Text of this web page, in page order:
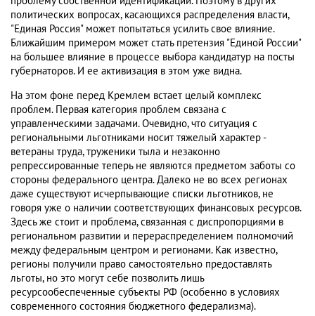
политических вопросах, касающихся распределения власти,
"Единая Россия" может попытаться усилить свое влияние.
Ближайшим примером может стать претензия "Единой России"
на большее влияние в процессе выбора кандидатур на посты
губернаторов. И ее активизация в этом уже видна.
На этом фоне перед Кремлем встает целый комплекс
проблем. Первая категория проблем связана с
управленческими задачами. Очевидно, что ситуация с
региональными льготниками носит тяжелый характер -
ветераны труда, труженики тыла и незаконно
репрессированные теперь не являются предметом заботы со
стороны федерального центра. Далеко не во всех регионах
даже существуют исчерпывающие списки льготников, не
говоря уже о наличии соответствующих финансовых ресурсов.
Здесь же стоит и проблема, связанная с диспропорциями в
региональном развитии и перераспределением полномочий
между федеральным центром и регионами. Как известно,
регионы получили право самостоятельно предоставлять
льготы, но это могут себе позволить лишь
ресурсообеспеченные субъекты РФ (особенно в условиях
современного состояния бюджетного федерализма).